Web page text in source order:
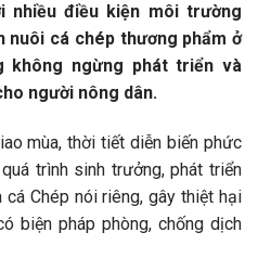
nhiều điều kiện môi trường
nuôi cá chép thương phẩm ở
không ngừng phát triển và
người nông dân.
mùa, thời tiết diễn biến phức
trình sinh trưởng, phát triển
Chép nói riêng, gây thiệt hại
biện pháp phòng, chống dịch